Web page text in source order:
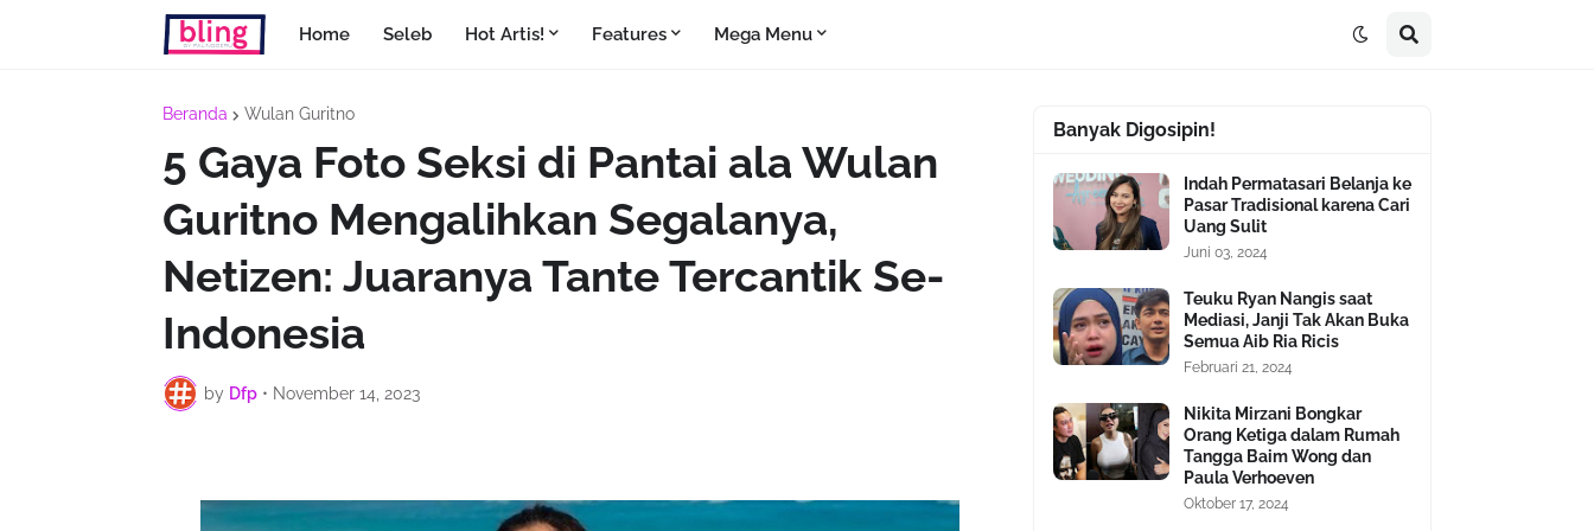
Home Seleb Hot Artis! Features Mega Menu
Beranda Wulan Guritno
5 Gaya Foto Seksi di Pantai ala Wulan
Guritno Mengalihkan Segalanya,
Netizen: Juaranya Tante Tercantik Se-
Indonesia
by Dfp • November 14, 2023
Banyak Digosipin!
Indah Permatasari Belanja ke
Pasar Tradisional karena Cari
Uang Sulit
Juni 03, 2024
Teuku Ryan Nangis saat
Mediasi, Janji Tak Akan Buka
Semua Aib Ria Ricis
Februari 21, 2024
Nikita Mirzani Bongkar
Orang Ketiga dalam Rumah
Tangga Baim Wong dan
Paula Verhoeven
Oktober 17, 2024